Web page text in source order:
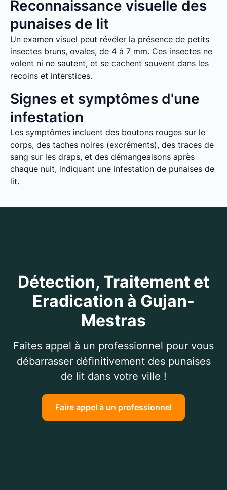
Reconnaissance visuelle des
punaises de lit
Un examen visuel peut révéler la présence de petits
insectes bruns, ovales, de 4 à 7 mm. Ces insectes ne
volent ni ne sautent, et se cachent souvent dans les
recoins et interstices.
Signes et symptômes d'une
infestation
Les symptômes incluent des boutons rouges sur le
corps, des taches noires (excréments), des traces de
sang sur les draps, et des démangeaisons après
chaque nuit, indiquant une infestation de punaises de
lit.
Détection, Traitement et
Eradication à Gujan-
Mestras
Faites appel à un professionnel pour vous
débarrasser définitivement des punaises
de lit dans votre ville !
Faire appel à un professionnel